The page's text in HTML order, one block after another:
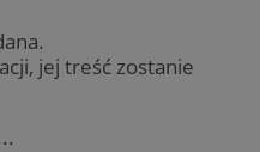
jej treść zostanie